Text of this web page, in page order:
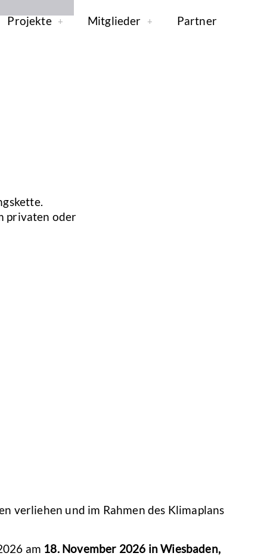
Projekte Mitglieder Partner
privaten oder
verliehen und im Rahmen des Klimaplans
am 18. November 2026 in Wiesbaden,